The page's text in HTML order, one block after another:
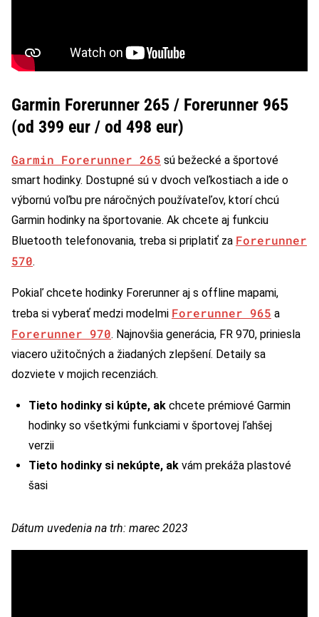
Garmin Forerunner 265 / Forerunner 965
(od 399 eur / od 498 eur)
Garmin Forerunner 265 sú bežecké a športové
smart hodinky. Dostupné sú v dvoch veľkostiach a ide o
výbornú voľbu pre náročných používateľov, ktorí chcú
Garmin hodinky na športovanie. Ak chcete aj funkciu
Bluetooth telefonovania, treba si priplatiť za Forerunner
570.
Pokiaľ chcete hodinky Forerunner aj s offline mapami,
treba si vyberať medzi modelmi Forerunner 965 a
Forerunner 970. Najnovšia generácia, FR 970, priniesla
viacero užitočných a žiadaných zlepšení. Detaily sa
dozviete v mojich recenziách.
Tieto hodinky si kúpte, ak chcete prémiové Garmin
hodinky so všetkými funkciami v športovej ľahšej
verzii
Tieto hodinky si nekúpte, ak vám prekáža plastové
šasi
Dátum uvedenia na trh: marec 2023